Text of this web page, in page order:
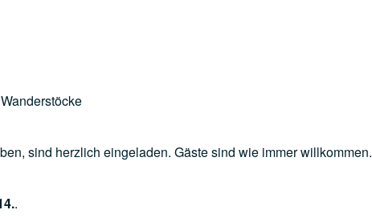
sind herzlich eingeladen. Gäste sind wie immer willkommen.
.